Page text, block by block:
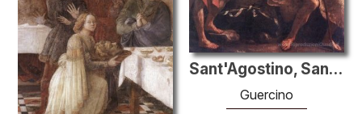
Sant'Agostino, San Giovanni Battista e san Paolo eremita
Guercino